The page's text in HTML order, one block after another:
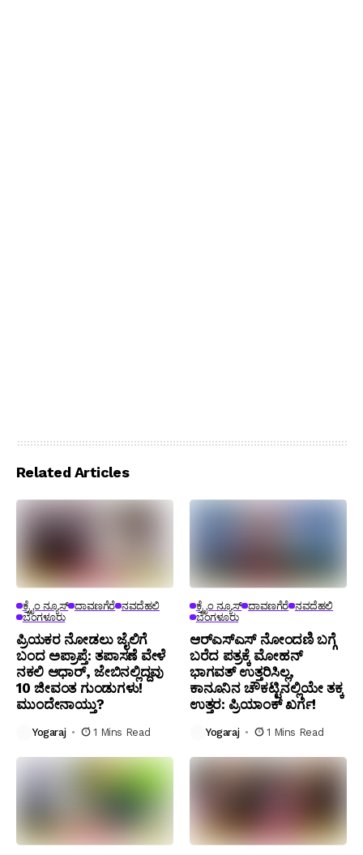
Related Articles
ಕ್ರೈಂ ನ್ಯೂಸ್ ದಾವಣಗೆರೆ ನವದೆಹಲಿ
ಬೆಂಗಳೂರು
ಪ್ರಿಯಕರ ನೋಡಲು ಜೈಲಿಗೆ
ಬಂದ ಅಪ್ರಾಪ್ತೆ: ತಪಾಸಣೆ ವೇಳೆ
ನಕಲಿ ಆಧಾರ್, ಜೇಬಿನಲ್ಲಿದ್ದವು
10 ಜೀವಂತ ಗುಂಡುಗಳು!
ಮುಂದೇನಾಯ್ತು?
Yogaraj 1 Mins Read
ಕ್ರೈಂ ನ್ಯೂಸ್ ದಾವಣಗೆರೆ ನವದೆಹಲಿ
ಬೆಂಗಳೂರು
ಆರ್‌ಎಸ್‌ಎಸ್‌ ನೋಂದಣಿ ಬಗ್ಗೆ
ಬರೆದ ಪತ್ರಕ್ಕೆ ಮೋಹನ್
ಭಾಗವತ್ ಉತ್ತರಿಸಿಲ್ಲ,
ಕಾನೂನಿನ ಚೌಕಟ್ಟಿನಲ್ಲಿಯೇ ತಕ್ಕ
ಉತ್ತರ: ಪ್ರಿಯಾಂಕ್ ಖರ್ಗೆ!
Yogaraj 1 Mins Read